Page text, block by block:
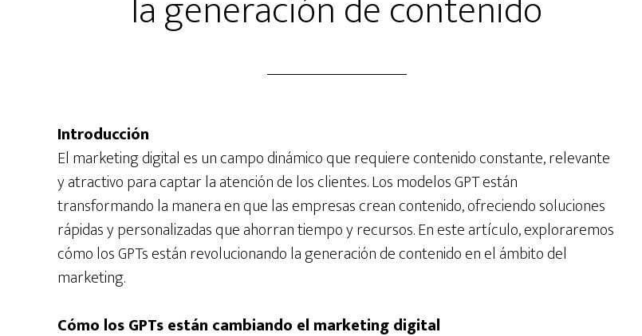
Introducción
El marketing digital es un campo dinámico que requiere contenido constante, relevante
y atractivo para captar la atención de los clientes. Los modelos GPT están
transformando la manera en que las empresas crean contenido, ofreciendo soluciones
rápidas y personalizadas que ahorran tiempo y recursos. En este artículo, exploraremos
cómo los GPTs están revolucionando la generación de contenido en el ámbito del
marketing.
Cómo los GPTs están cambiando el marketing digital